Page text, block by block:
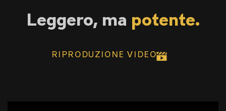
Leggero, ma potente.
RIPRODUZIONE VIDEO